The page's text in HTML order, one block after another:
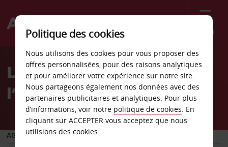
Menu
Welcome
AvisLocation de voiture à
l’Aéroport de Cardiff
AGENCE DE DÉPART
Politique des cookies
Nous utilisons des cookies pour vous proposer des
offres personnalisées, pour des raisons analytiques
et pour améliorer votre expérience sur notre site.
Nous partageons également nos données avec des
partenaires publicitaires et analytiques. Pour plus
d’informations, voir notre politique de cookies. En
cliquant sur ACCEPTER vous acceptez que nous
utilisions des cookies.